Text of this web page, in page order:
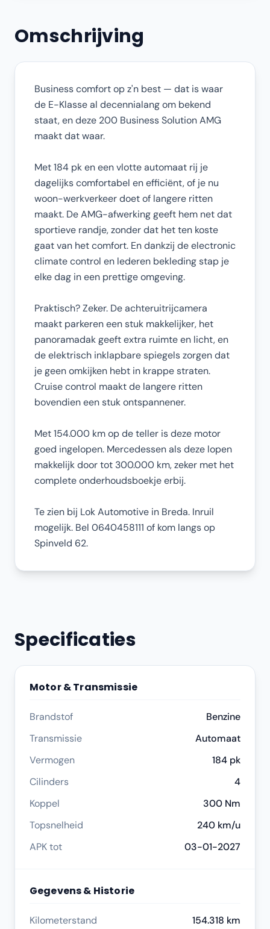
Omschrijving
Business comfort op z'n best — dat is waar
de E-Klasse al decennialang om bekend
staat, en deze 200 Business Solution AMG
maakt dat waar.
Met 184 pk en een vlotte automaat rij je
dagelijks comfortabel en efficiënt, of je nu
woon-werkverkeer doet of langere ritten
maakt. De AMG-afwerking geeft hem net dat
sportieve randje, zonder dat het ten koste
gaat van het comfort. En dankzij de electronic
climate control en lederen bekleding stap je
elke dag in een prettige omgeving.
Praktisch? Zeker. De achteruitrijcamera
maakt parkeren een stuk makkelijker, het
panoramadak geeft extra ruimte en licht, en
de elektrisch inklapbare spiegels zorgen dat
je geen omkijken hebt in krappe straten.
Cruise control maakt de langere ritten
bovendien een stuk ontspannener.
Met 154.000 km op de teller is deze motor
goed ingelopen. Mercedessen als deze lopen
makkelijk door tot 300.000 km, zeker met het
complete onderhoudsboekje erbij.
Te zien bij Lok Automotive in Breda. Inruil
mogelijk. Bel 0640458111 of kom langs op
Spinveld 62.
Specificaties
Motor & Transmissie
Brandstof
Benzine
Transmissie
Automaat
Vermogen
184 pk
Cilinders
4
Koppel
300 Nm
Topsnelheid
240 km/u
APK tot
03-01-2027
Gegevens & Historie
Kilometerstand 154.318 km